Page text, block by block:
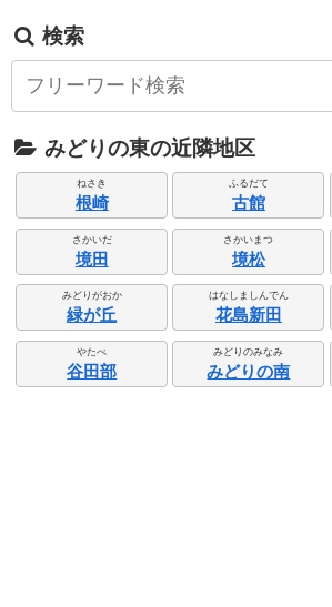
検索
みどりの東の近隣地区
ねさき
根崎
ふるだて
古館
さかいだ
境田
さかいまつ
境松
みどりがおか
緑が丘
はなしましんでん
花島新田
やたべ
谷田部
みどりのみなみ
みどりの南